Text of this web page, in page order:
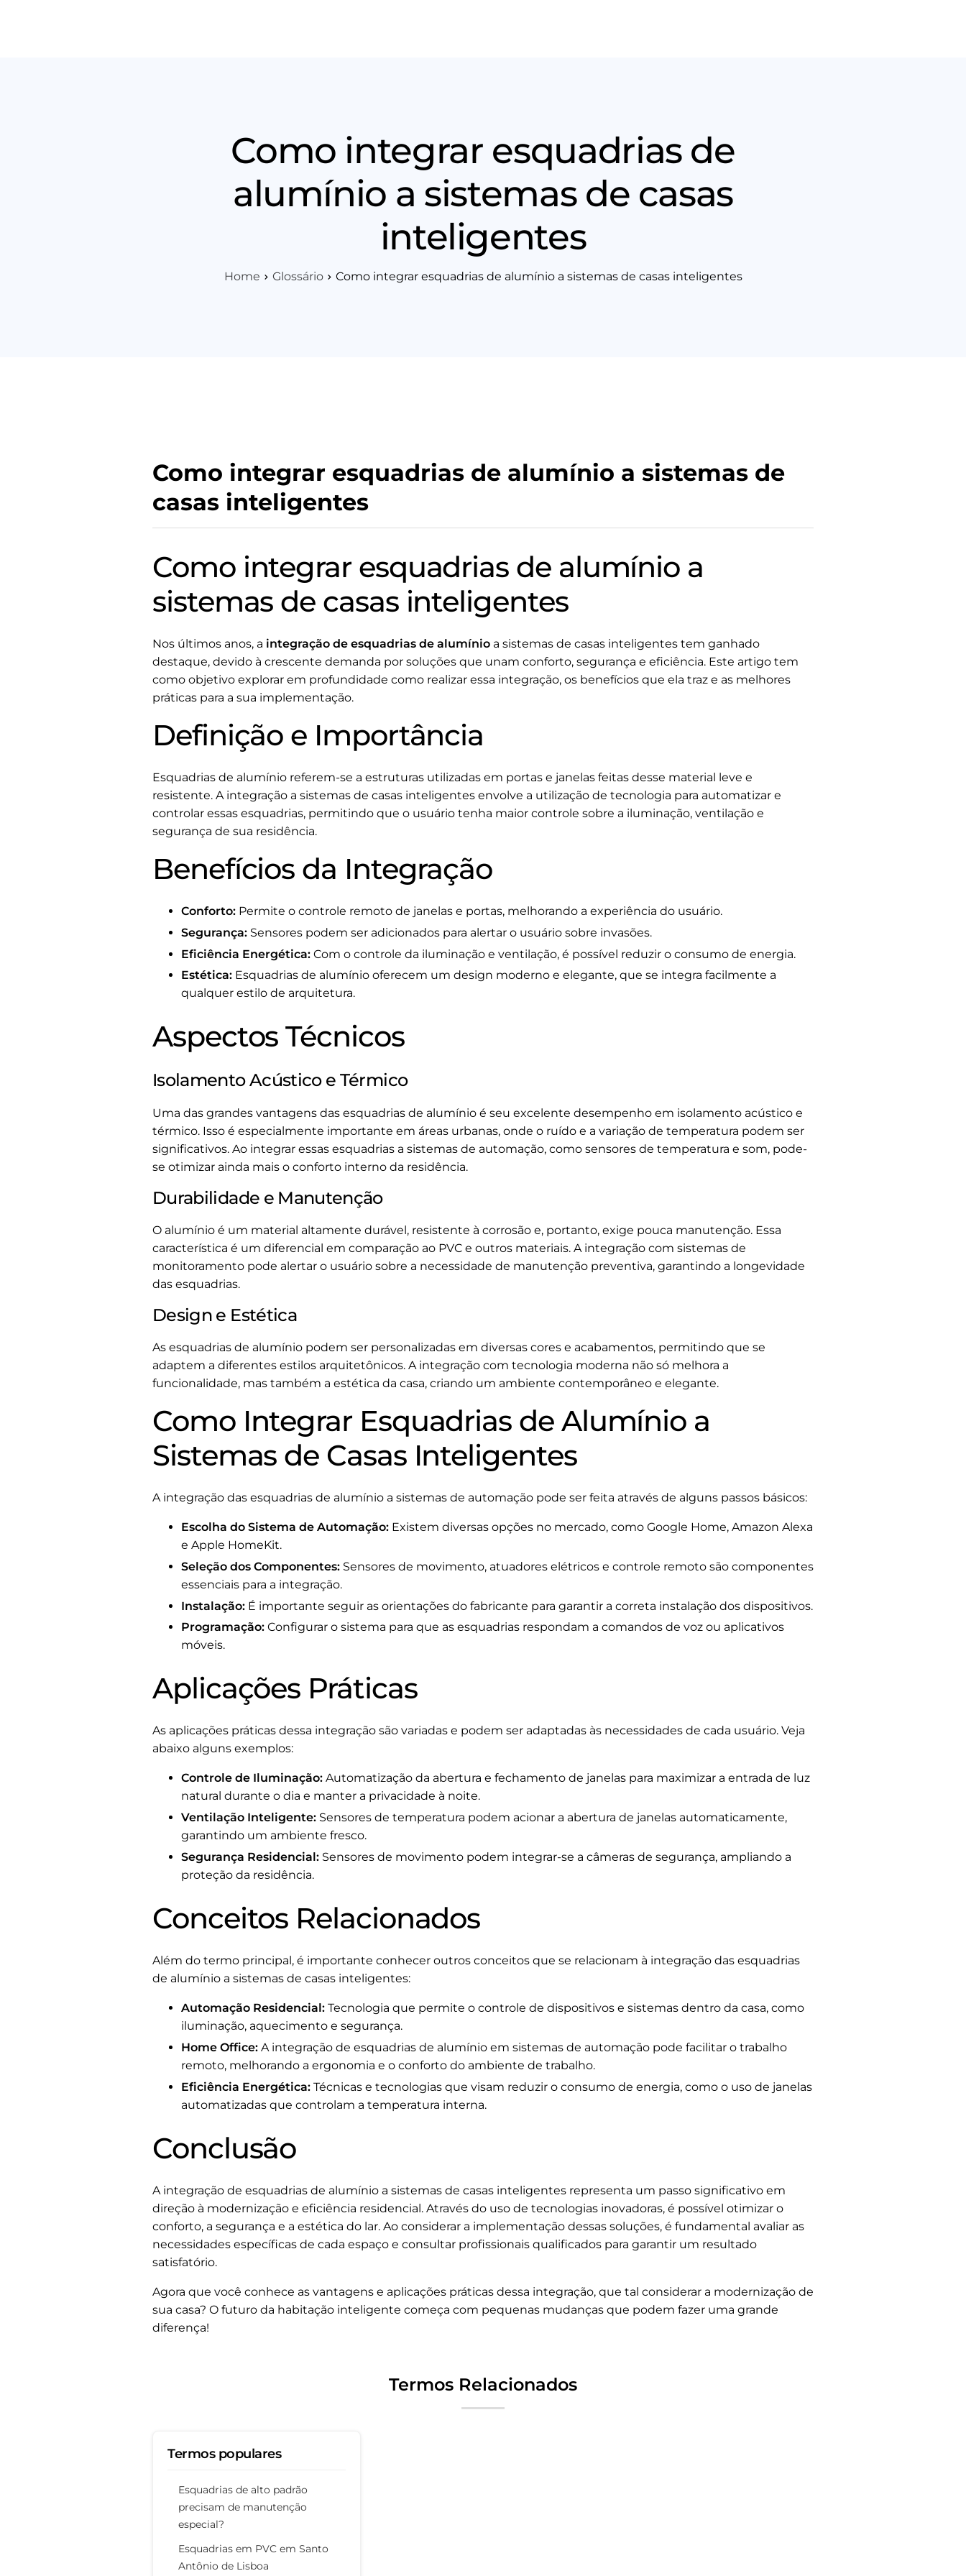
Como integrar esquadrias de
alumínio a sistemas de casas
inteligentes
Home Glossário Como integrar esquadrias de alumínio a sistemas de casas inteligentes
Como integrar esquadrias de alumínio a sistemas de
casas inteligentes
Como integrar esquadrias de alumínio a
sistemas de casas inteligentes
Nos últimos anos, a integração de esquadrias de alumínio a sistemas de casas inteligentes tem ganhado
destaque, devido à crescente demanda por soluções que unam conforto, segurança e eficiência. Este artigo tem
como objetivo explorar em profundidade como realizar essa integração, os benefícios que ela traz e as melhores
práticas para a sua implementação.
Definição e Importância
Esquadrias de alumínio referem-se a estruturas utilizadas em portas e janelas feitas desse material leve e
resistente. A integração a sistemas de casas inteligentes envolve a utilização de tecnologia para automatizar e
controlar essas esquadrias, permitindo que o usuário tenha maior controle sobre a iluminação, ventilação e
segurança de sua residência.
Benefícios da Integração
Conforto: Permite o controle remoto de janelas e portas, melhorando a experiência do usuário.
Segurança: Sensores podem ser adicionados para alertar o usuário sobre invasões.
Eficiência Energética: Com o controle da iluminação e ventilação, é possível reduzir o consumo de energia.
Estética: Esquadrias de alumínio oferecem um design moderno e elegante, que se integra facilmente a
qualquer estilo de arquitetura.
Aspectos Técnicos
Isolamento Acústico e Térmico
Uma das grandes vantagens das esquadrias de alumínio é seu excelente desempenho em isolamento acústico e
térmico. Isso é especialmente importante em áreas urbanas, onde o ruído e a variação de temperatura podem ser
significativos. Ao integrar essas esquadrias a sistemas de automação, como sensores de temperatura e som, pode-
se otimizar ainda mais o conforto interno da residência.
Durabilidade e Manutenção
O alumínio é um material altamente durável, resistente à corrosão e, portanto, exige pouca manutenção. Essa
característica é um diferencial em comparação ao PVC e outros materiais. A integração com sistemas de
monitoramento pode alertar o usuário sobre a necessidade de manutenção preventiva, garantindo a longevidade
das esquadrias.
Design e Estética
As esquadrias de alumínio podem ser personalizadas em diversas cores e acabamentos, permitindo que se
adaptem a diferentes estilos arquitetônicos. A integração com tecnologia moderna não só melhora a
funcionalidade, mas também a estética da casa, criando um ambiente contemporâneo e elegante.
Como Integrar Esquadrias de Alumínio a
Sistemas de Casas Inteligentes
A integração das esquadrias de alumínio a sistemas de automação pode ser feita através de alguns passos básicos:
Escolha do Sistema de Automação: Existem diversas opções no mercado, como Google Home, Amazon Alexa
e Apple HomeKit.
Seleção dos Componentes: Sensores de movimento, atuadores elétricos e controle remoto são componentes
essenciais para a integração.
Instalação: É importante seguir as orientações do fabricante para garantir a correta instalação dos dispositivos.
Programação: Configurar o sistema para que as esquadrias respondam a comandos de voz ou aplicativos
móveis.
Aplicações Práticas
As aplicações práticas dessa integração são variadas e podem ser adaptadas às necessidades de cada usuário. Veja
abaixo alguns exemplos:
Controle de Iluminação: Automatização da abertura e fechamento de janelas para maximizar a entrada de luz
natural durante o dia e manter a privacidade à noite.
Ventilação Inteligente: Sensores de temperatura podem acionar a abertura de janelas automaticamente,
garantindo um ambiente fresco.
Segurança Residencial: Sensores de movimento podem integrar-se a câmeras de segurança, ampliando a
proteção da residência.
Conceitos Relacionados
Além do termo principal, é importante conhecer outros conceitos que se relacionam à integração das esquadrias
de alumínio a sistemas de casas inteligentes:
Automação Residencial: Tecnologia que permite o controle de dispositivos e sistemas dentro da casa, como
iluminação, aquecimento e segurança.
Home Office: A integração de esquadrias de alumínio em sistemas de automação pode facilitar o trabalho
remoto, melhorando a ergonomia e o conforto do ambiente de trabalho.
Eficiência Energética: Técnicas e tecnologias que visam reduzir o consumo de energia, como o uso de janelas
automatizadas que controlam a temperatura interna.
Conclusão
A integração de esquadrias de alumínio a sistemas de casas inteligentes representa um passo significativo em
direção à modernização e eficiência residencial. Através do uso de tecnologias inovadoras, é possível otimizar o
conforto, a segurança e a estética do lar. Ao considerar a implementação dessas soluções, é fundamental avaliar as
necessidades específicas de cada espaço e consultar profissionais qualificados para garantir um resultado
satisfatório.
Agora que você conhece as vantagens e aplicações práticas dessa integração, que tal considerar a modernização de
sua casa? O futuro da habitação inteligente começa com pequenas mudanças que podem fazer uma grande
diferença!
Termos Relacionados
Termos populares
Esquadrias de alto padrão
precisam de manutenção
especial?
Esquadrias em PVC em Santo
Antônio de Lisboa